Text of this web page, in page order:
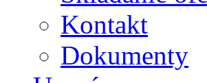
Kontakt
Dokumenty